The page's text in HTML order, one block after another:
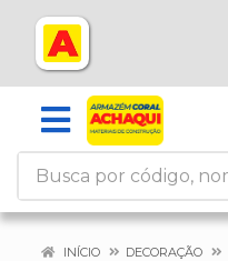
INÍCIO DECORAÇÃO